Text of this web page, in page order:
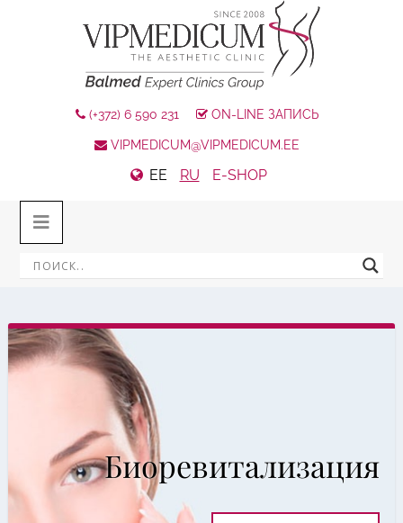
(+372) 6 590 231 ON-LINE ЗАПИСЬ
VIPMEDICUM@VIPMEDICUM.EE
EE RU E-SHOP
Биоревитализация